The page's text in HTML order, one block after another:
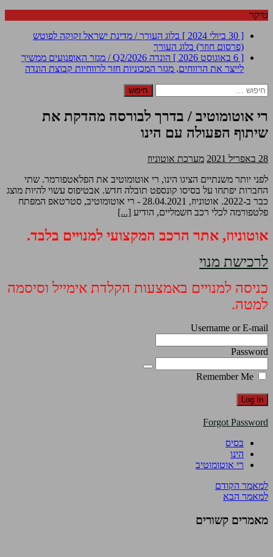
טיקר
[ 30 ביולי 2024 ]
בלוג העורך / מדינת ישראל זקוקה לפוטש
(פרסום חוזר) בלוג העורך
[ 6 באוגוסט 2026 ]
הונדה Q2/2026 / מגזר האופנועים ממשיך
לייצר את הרווחים, מגזר המכוניות חזר לרווחיות קבוצת הונדה
חיפוש:
רי אוטומוטיב / בדרך לבורסה מהדקת את
שיתוף הפעולה עם הינו
28 באפריל 2021
מערכת אוטוניוז
לפני יותר משנתיים הציגו הינו, רי אוטומוטיב את הפלאטפורמר. שתי
החברות יפתחו על בסיסו קונספט תובלה חדש. אבטיפוס עשוי להיות מוצג
כבר ב-2022. אוטוניוז, 28.04.2021 - רי אוטומוטיב, סטרטאפ המפתח
פלטפורמה לכלי רכב חשמליים, הודיע [...]
אוטוניוז, אתר הרכב המקצועי למנויים בלבד.
לרכישת מנוי
כניסה למנויים באמצעות הקלדת אימייל וסיסמה
למטה.
Username or E-mail
Password
Forgot Password
בסיס
הינו
רי אוטומוטיב
למאמר הקודם
למאמר הבא
מאמרים קשורים